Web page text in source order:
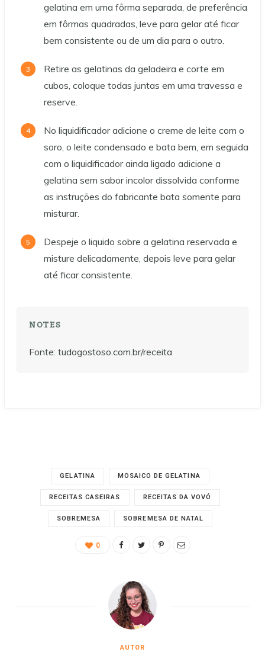
gelatina em uma fôrma separada, de preferência
em fôrmas quadradas, leve para gelar até ficar
bem consistente ou de um dia para o outro.
Retire as gelatinas da geladeira e corte em
cubos, coloque todas juntas em uma travessa e
reserve.
No liquidificador adicione o creme de leite com o
soro, o leite condensado e bata bem, em seguida
com o liquidificador ainda ligado adicione a
gelatina sem sabor incolor dissolvida conforme
as instruções do fabricante bata somente para
misturar.
Despeje o liquido sobre a gelatina reservada e
misture delicadamente, depois leve para gelar
até ficar consistente.
NOTES
Fonte: tudogostoso.com.br/receita
GELATINA MOSAICO DE GELATINA
RECEITAS CASEIRAS RECEITAS DA VOVÓ
SOBREMESA SOBREMESA DE NATAL
0
AUTOR